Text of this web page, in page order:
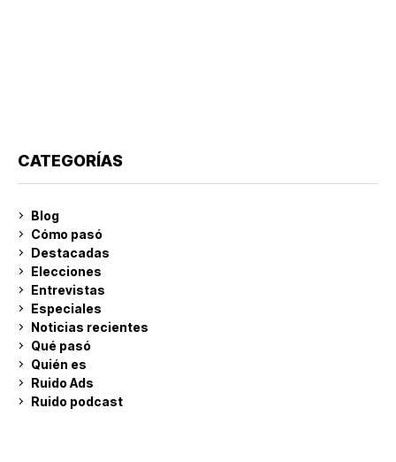
CATEGORÍAS
Blog
Cómo pasó
Destacadas
Elecciones
Entrevistas
Especiales
Noticias recientes
Qué pasó
Quién es
Ruido Ads
Ruido podcast